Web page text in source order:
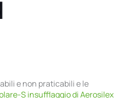
e non praticabili e le
S insufflaggio di Aerosilex